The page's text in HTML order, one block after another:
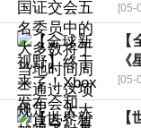
[05-
[05-